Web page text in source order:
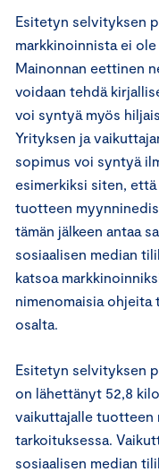
Esitetyn selvityksen
markkinoinnista ei
Mainonnan eettinen
voidaan tehdä
voi syntyä myös
Yrityksen ja
sopimus voi syntyä
esimerkiksi siten,
tuotteen
tämän jälkeen antaa
sosiaalisen median
katsoa
nimenomaisia ohjeita
osalta.
Esitetyn selvityksen
on lähettänyt 52,8
vaikuttajalle tuotteen
tarkoituksessa.
sosiaalisen median